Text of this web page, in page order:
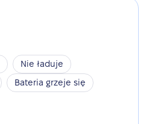
Nie ładuje
Bateria grzeje się